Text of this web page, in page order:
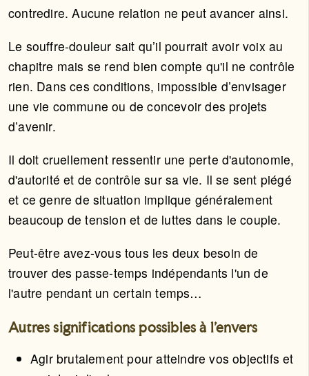
contredire. Aucune relation ne peut avancer ainsi.
Le souffre-douleur sait qu’il pourrait avoir voix au
chapitre mais se rend bien compte qu'il ne contrôle
rien. Dans ces conditions, impossible d’envisager
une vie commune ou de concevoir des projets
d’avenir.
Il doit cruellement ressentir une perte d'autonomie,
d'autorité et de contrôle sur sa vie. Il se sent piégé
et ce genre de situation implique généralement
beaucoup de tension et de luttes dans le couple.
Peut-être avez-vous tous les deux besoin de
trouver des passe-temps indépendants l'un de
l'autre pendant un certain temps…
Autres significations possibles à l'envers
Agir brutalement pour atteindre vos objectifs et